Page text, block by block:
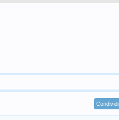
Condividi